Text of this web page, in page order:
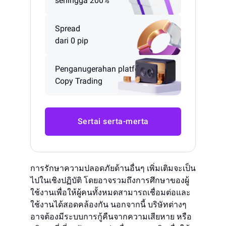
Spread
dari 0 pip
Penganugerahan platform
Copy Trading
Sertai serta-merta
การรักษาความปลอดภัยด้านอื่นๆ เพิ่มเติมจะเป็น
ไปในเชิงปฏิบัติ โดยอาจรวมถึงการศึกษาของผู้
ใช้งานเพื่อให้ผู้คนทั้งหมดสามารถเชื่อมต่อและ
ใช้งานได้สอดคล้องกัน นอกจากนี้ บริษัทต่างๆ
อาจต้องมีระบบการกู้คืนจากความเสียหาย หรือ